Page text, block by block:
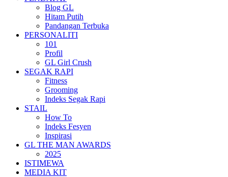
Blog GL
Hitam Putih
Pandangan Terbuka
PERSONALITI
101
Profil
GL Girl Crush
SEGAK RAPI
Fitness
Grooming
Indeks Segak Rapi
STAIL
How To
Indeks Fesyen
Inspirasi
GL THE MAN AWARDS
2025
ISTIMEWA
MEDIA KIT